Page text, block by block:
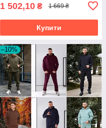
1 502,10 ₴ 1 669 ₴
Купити
–10%